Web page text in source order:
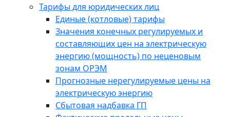
Тарифы для юридических лиц
Единые (котловые) тарифы
Значения конечных регулируемых и
составляющих цен на электрическую
энергию (мощность) по неценовым
зонам ОРЭМ
Прогнозные нерегулируемые цены на
электрическую энергию
Сбытовая надбавка ГП